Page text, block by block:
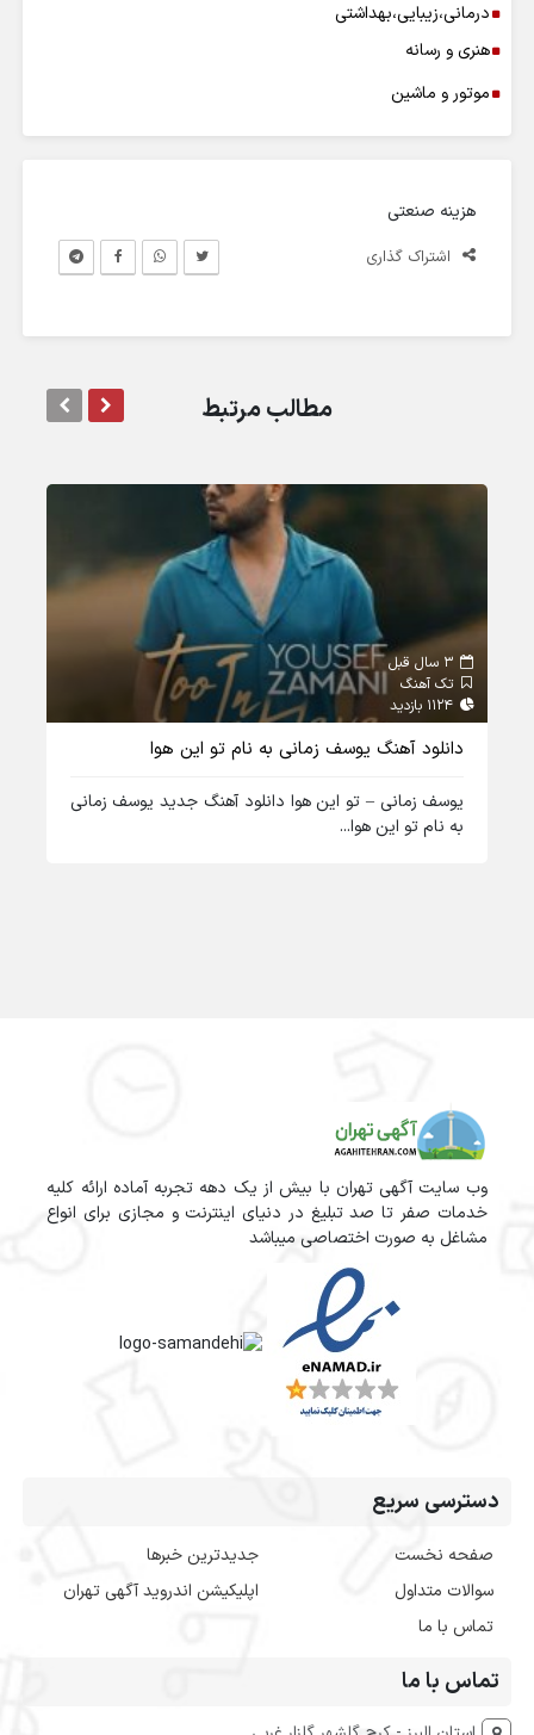
درمانی،زیبایی،بهداشتی
هنری و رسانه
موتور و ماشین
هزینه صنعتی
اشتراک گذاری
مطالب مرتبط
تک آهنگ
دانلود آهنگ یوسف زمانی به نام تو این هوا
یوسف زمانی – تو این هوا دانلود آهنگ جدید یوسف زمانی
به نام تو این هوا...
وب سایت آگهی تهران با بیش از یک دهه تجربه آماده ارائه کلیه
خدمات صفر تا صد تبلیغ در دنیای اینترنت و مجازی برای انواع
مشاغل به صورت اختصاصی میباشد
دسترسی سریع
صفحه نخست
سوالات متداول
تماس با ما
جدیدترین خبرها
اپلیکیشن اندروید آگهی تهران
تماس با ما